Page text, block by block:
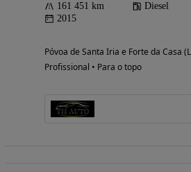
161 451 km Diesel
2015
Póvoa de Santa Iria e Forte da Casa
Profissional • Para o topo